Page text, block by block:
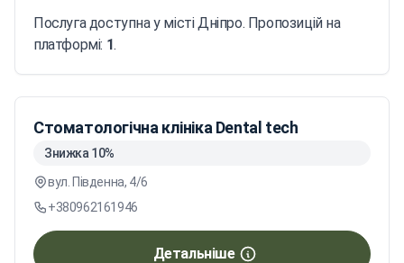
Послуга доступна у місті Дніпро. Пропозицій на
платформі: 1.
Стоматологічна клініка Dental tech
Знижка 10%
вул. Південна, 4/6
+380962161946
Детальніше